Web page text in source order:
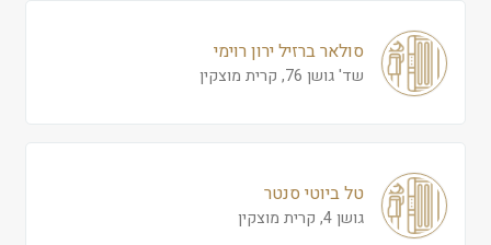
סולאר ברזיל ירון רוימי
שד' גושן 76, קרית מוצקין
טל ביוטי סנטר
גושן 4, קרית מוצקין